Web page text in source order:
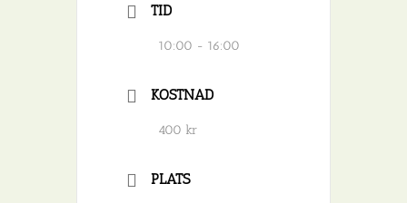
TID
10:00 - 16:00
KOSTNAD
400 kr
PLATS